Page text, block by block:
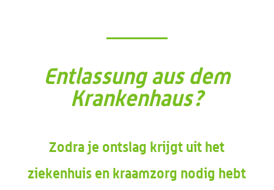
Entlassung aus dem
Krankenhaus?
Zodra je ontslag krijgt uit het
ziekenhuis en kraamzorg nodig hebt